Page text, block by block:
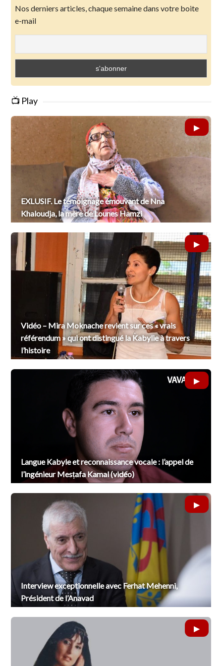
Nos derniers articles, chaque semaine dans votre boite
e-mail
📺 Play
EXLUSIF. Le témoignage émouvant de Nna
Khaloudja, la mère de Lounes Hamzi
Vidéo – Mira Moknache revient sur ces « vrais
référendum » qui ont distingué la Kabylie à travers
l’histoire
Langue Kabyle et reconnaissance vocale : l’appel de
l’ingénieur Mesṭafa Kamal (vidéo)
Interview exceptionnelle avec Ferhat Mehenni,
Président de l’Anavad